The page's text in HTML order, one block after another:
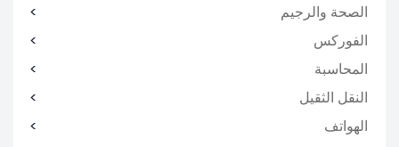
الصحة والرجيم
الفوركس
المحاسبة
النقل الثقيل
الهواتف